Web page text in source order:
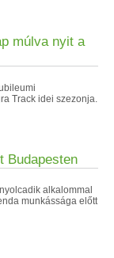
múlva nyit a
Track idei szezonja.
Budapesten
alkalommal
munkássága előtt